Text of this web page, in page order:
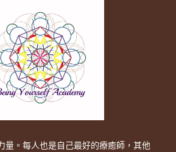
量。每人也是自己最好的療癒師，其他